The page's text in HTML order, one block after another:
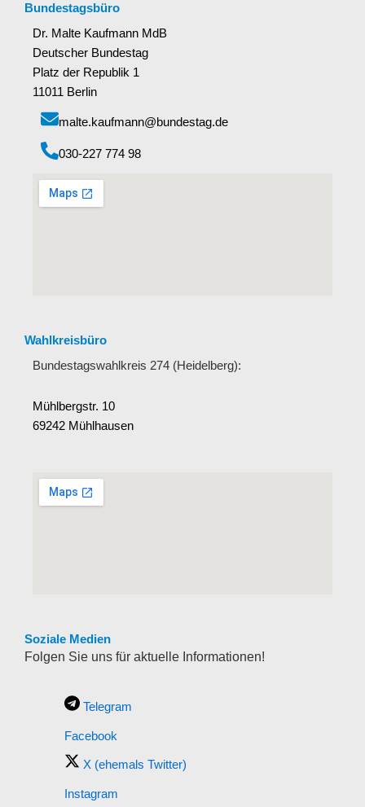
Bundestagsbüro
Dr. Malte Kaufmann MdB
Deutscher Bundestag
Platz der Republik 1
11011 Berlin
malte.kaufmann@bundestag.de
‭030-227 774 98‬
Wahlkreisbüro
Bundestagswahlkreis 274 (Heidelberg):
Mühlbergstr. 10
69242 Mühlhausen
Soziale Medien
Folgen Sie uns für aktuelle Informationen!
Telegram
Facebook
X (ehemals Twitter)
Instagram